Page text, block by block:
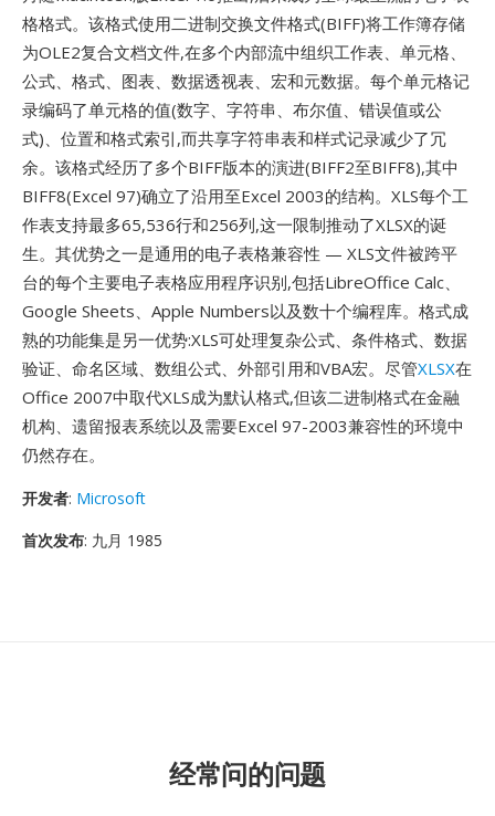
格格式。该格式使用二进制交换文件格式(BIFF)将工作簿存储
为OLE2复合文档文件,在多个内部流中组织工作表、单元格、
公式、格式、图表、数据透视表、宏和元数据。每个单元格记
录编码了单元格的值(数字、字符串、布尔值、错误值或公
式)、位置和格式索引,而共享字符串表和样式记录减少了冗
余。该格式经历了多个BIFF版本的演进(BIFF2至BIFF8),其中
BIFF8(Excel 97)确立了沿用至Excel 2003的结构。XLS每个工
作表支持最多65,536行和256列,这一限制推动了XLSX的诞
生。其优势之一是通用的电子表格兼容性 — XLS文件被跨平
台的每个主要电子表格应用程序识别,包括LibreOffice Calc、
Google Sheets、Apple Numbers以及数十个编程库。格式成
熟的功能集是另一优势:XLS可处理复杂公式、条件格式、数据
验证、命名区域、数组公式、外部引用和VBA宏。尽管XLSX在
Office 2007中取代XLS成为默认格式,但该二进制格式在金融
机构、遗留报表系统以及需要Excel 97-2003兼容性的环境中
仍然存在。
开发者: Microsoft
首次发布: 九月 1985
经常问的问题